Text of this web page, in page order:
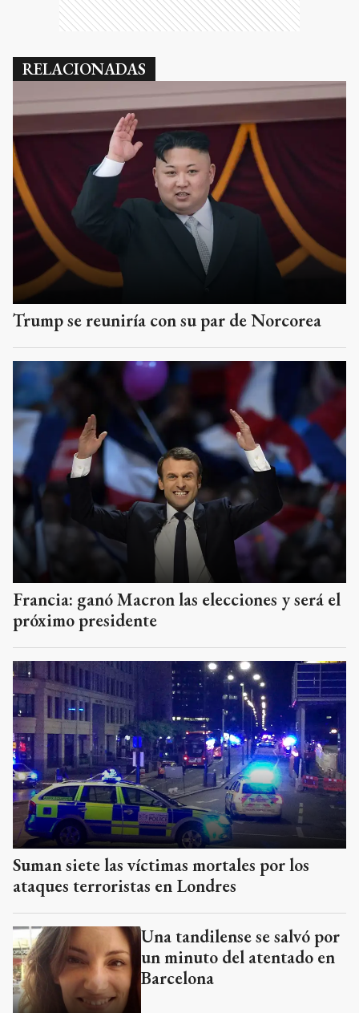
RELACIONADAS
Trump se reuniría con su par de Norcorea
Francia: ganó Macron las elecciones y será el
próximo presidente
Suman siete las víctimas mortales por los
ataques terroristas en Londres
Una tandilense se salvó por
un minuto del atentado en
Barcelona